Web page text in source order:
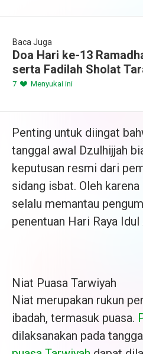
Baca Juga
Doa Hari ke-13
serta Fadilah Sholat
Malam 13
7 Menyukai ini
Penting untuk diingat
tanggal awal Dzulhijjah
keputusan resmi dari
sidang isbat. Oleh
selalu memantau
penentuan Hari Raya Idul
Niat Puasa Tarwiyah
Niat merupakan rukun
ibadah, termasuk puasa.
dilaksanakan pada